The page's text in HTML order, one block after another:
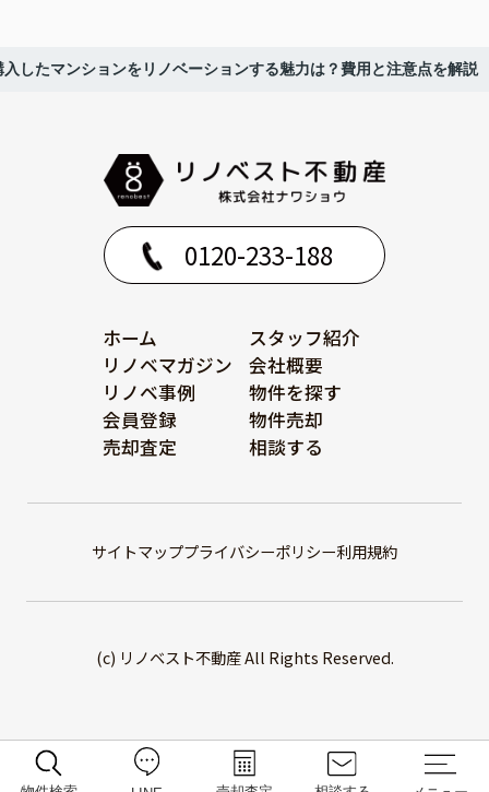
入したマンションをリノベーションする魅力は？費用と注意点を解説
0120-233-188
ホーム
スタッフ紹介
リノベマガジン
会社概要
リノベ事例
物件を探す
会員登録
物件売却
売却査定
相談する
サイトマッププライバシーポリシー利用規約
(c) リノベスト不動産 All Rights Reserved.